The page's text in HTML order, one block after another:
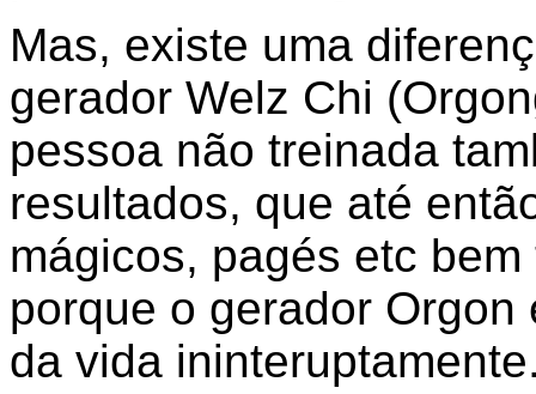
Mas, existe uma
gerador Welz Chi
pessoa não treinada
resultados, que até
mágicos, pagés etc
porque o gerador
da vida